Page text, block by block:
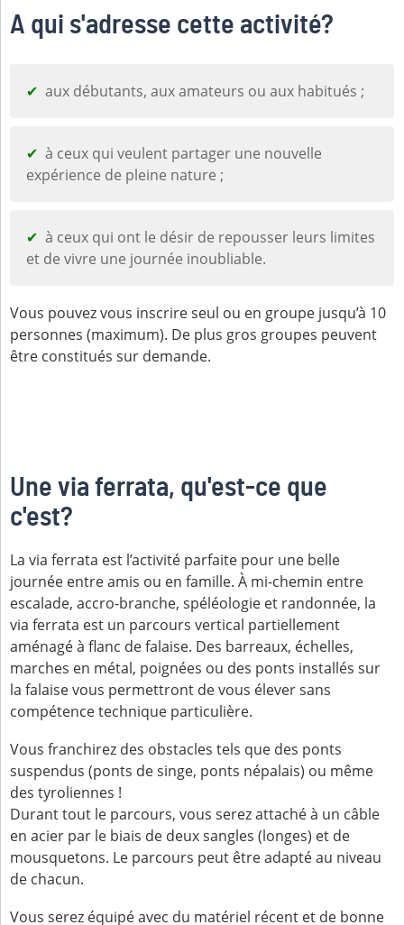
A qui s'adresse cette activité?
aux débutants, aux amateurs ou aux habitués ;
à ceux qui veulent partager une nouvelle
expérience de pleine nature ;
à ceux qui ont le désir de repousser leurs limites
et de vivre une journée inoubliable.
Vous pouvez vous inscrire seul ou en groupe jusqu’à 10
personnes (maximum). De plus gros groupes peuvent
être constitués sur demande.
Une via ferrata, qu'est-ce que
c'est?
La via ferrata est l’activité parfaite pour une belle
journée entre amis ou en famille. À mi-chemin entre
escalade, accro-branche, spéléologie et randonnée, la
via ferrata est un parcours vertical partiellement
aménagé à flanc de falaise. Des barreaux, échelles,
marches en métal, poignées ou des ponts installés sur
la falaise vous permettront de vous élever sans
compétence technique particulière.
Vous franchirez des obstacles tels que des ponts
suspendus (ponts de singe, ponts népalais) ou même
des tyroliennes !
Durant tout le parcours, vous serez attaché à un câble
en acier par le biais de deux sangles (longes) et de
mousquetons. Le parcours peut être adapté au niveau
de chacun.
Vous serez équipé avec du matériel récent et de bonne